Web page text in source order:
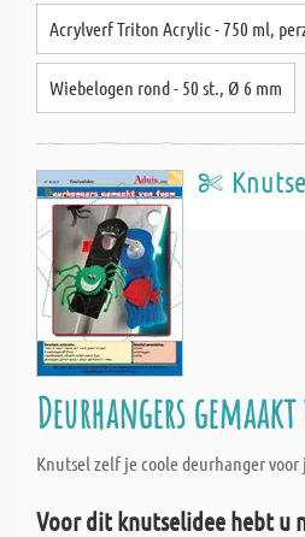
Acrylverf Triton Acrylic - 750 ml,
Wiebelogen rond - 50 st., Ø 6 mm
Deurhangers
Knutsel zelf je coole deurhanger voor
Voor dit knutselidee hebt u